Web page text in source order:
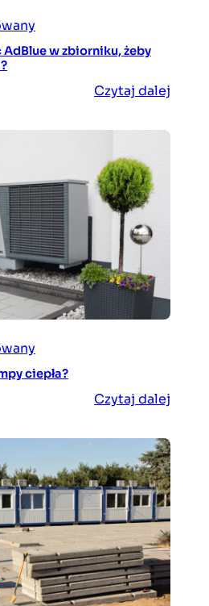
w zbiorniku, żeby
Czytaj dalej
ciepła?
Czytaj dalej